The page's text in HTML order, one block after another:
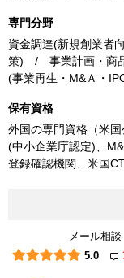
専門分野
資金調達(新規創業者
策) / 事業計画・商
(事業再生・M&Ａ・
保有資格
外国の専門資格（米
(中小企業庁認定)、
登録確認機関、米国
メール相談
5.0